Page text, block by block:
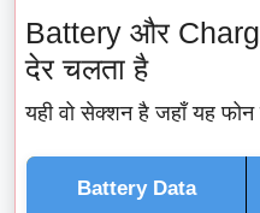
Battery और
देर चलता है
यही वो सेक्शन है जहाँ यह फोन
Battery Data